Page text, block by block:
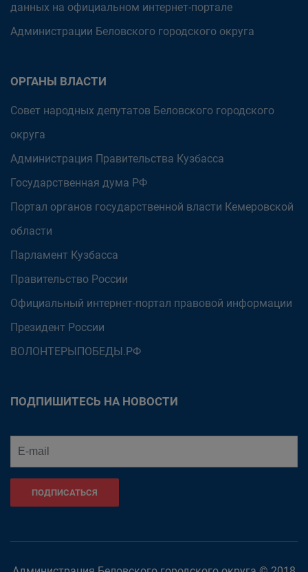
данных на официальном интернет-портале
Администрации Беловского городского округа
ОРГАНЫ ВЛАСТИ
Совет народных депутатов Беловского городского
округа
Администрация Правительства Кузбасса
Государственная дума РФ
Портал органов государственной власти Кемеровской
области
Парламент Кузбасса
Правительство России
Официальный интернет-портал правовой информации
Президент России
ВОЛОНТЕРЫПОБЕДЫ.РФ
ПОДПИШИТЕСЬ НА НОВОСТИ
ПОДПИСАТЬСЯ